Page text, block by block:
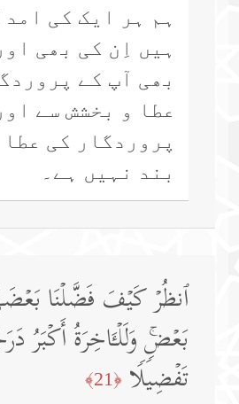
ہم ہر ایک کی
ہیں اِن کی بھی
بھی آپ کے
عطا و بخشش سے
پروردگار کی عطا
بند نہیں ہے۔
ٱنظُرۡ كَیۡفَ فَضَّلۡنَا
بَعۡضࣲۚ وَلَلۡـَٔاخِرَةُ أَكۡبَرُ
تَفۡضِیلࣰا ﴿21﴾